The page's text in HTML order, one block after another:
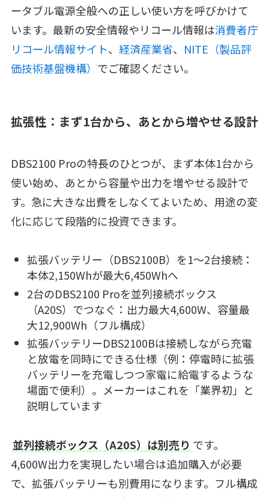
ータブル電源全般への正しい使い方を呼びかけて
います。最新の安全情報やリコール情報は消費者庁
リコール情報サイト、 経済産業省、 NITE（製品評
価技術基盤機構） でご確認ください。
拡張性：まず1台から、あとから増やせる設計
DBS2100 Proの特長のひとつが、まず本体1台から
使い始め、あとから容量や出力を増やせる設計で
す。急に大きな出費をしなくてよいため、用途の変
化に応じて段階的に投資できます。
拡張バッテリー（DBS2100B）を1〜2台接続：
本体2,150Whが最大6,450Whへ
2台のDBS2100 Proを並列接続ボックス
（A20S）でつなぐ：出力最大4,600W、容量最
大12,900Wh（フル構成）
拡張バッテリーDBS2100Bは接続しながら充電
と放電を同時にできる仕様（例：停電時に拡張
バッテリーを充電しつつ家電に給電するような
場面で便利）。メーカーはこれを「業界初」と
説明しています
並列接続ボックス（A20S）は別売り です。
4,600W出力を実現したい場合は追加購入が必要
で、拡張バッテリーも別費用になります。フル構成